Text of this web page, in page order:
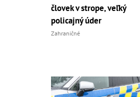
človek v strope, veľký
policajný úder
Zahraničné